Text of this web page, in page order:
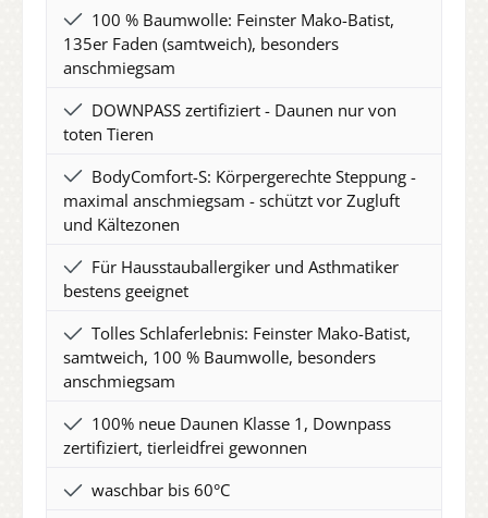
100 % Baumwolle: Feinster Mako-Batist,
135er Faden (samtweich), besonders
anschmiegsam
DOWNPASS zertifiziert - Daunen nur von
toten Tieren
BodyComfort-S: Körpergerechte Steppung -
maximal anschmiegsam - schützt vor Zugluft
und Kältezonen
Für Hausstauballergiker und Asthmatiker
bestens geeignet
Tolles Schlaferlebnis: Feinster Mako-Batist,
samtweich, 100 % Baumwolle, besonders
anschmiegsam
100% neue Daunen Klasse 1, Downpass
zertifiziert, tierleidfrei gewonnen
waschbar bis 60°C